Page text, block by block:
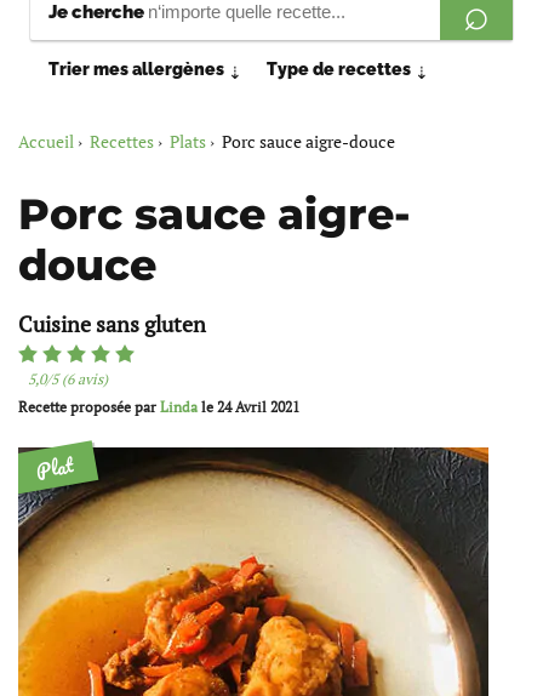
Je cherche
Trier mes allergènes ⇣ Type de recettes ⇣
Accueil Recettes Plats Porc sauce aigre-douce
Porc sauce aigre-
douce
Cuisine sans gluten
5,0/5 (6 avis)
Recette proposée par Linda le 24 Avril 2021
Plat